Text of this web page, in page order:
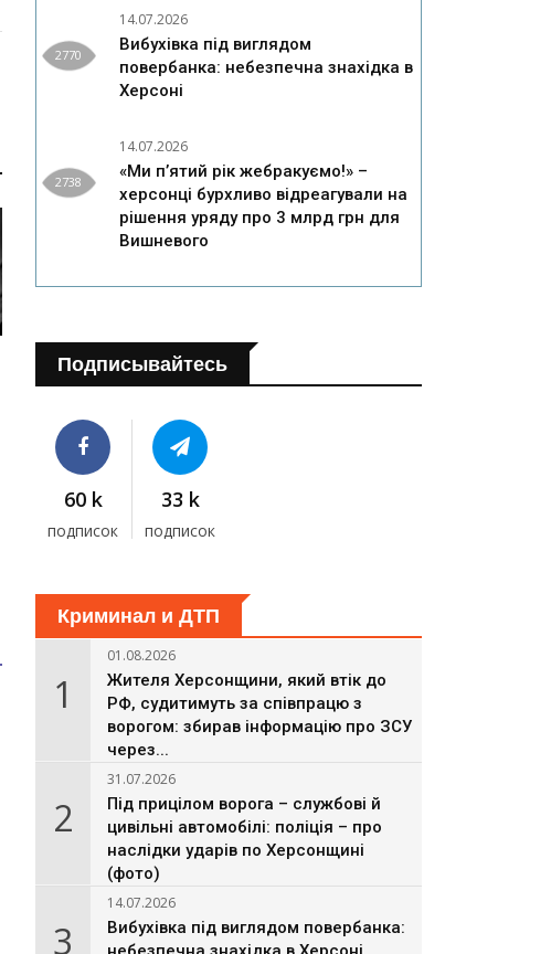
2770
14.07.2026
Вибухівка під виглядом
повербанка: небезпечна знахідка в
Херсоні
2738
14.07.2026
«Ми п’ятий рік жебракуємо!» –
херсонці бурхливо відреагували на
рішення уряду про 3 млрд грн для
Вишневого
Подписывайтесь
60 k
подписок
33 k
подписок
Криминал и ДТП
1
01.08.2026
Жителя Херсонщини, який втік до
РФ, судитимуть за співпрацю з
ворогом: збирав інформацію про ЗСУ
через...
2
31.07.2026
Під прицілом ворога – службові й
цивільні автомобілі: поліція – про
наслідки ударів по Херсонщині
(фото)
3
14.07.2026
Вибухівка під виглядом повербанка: